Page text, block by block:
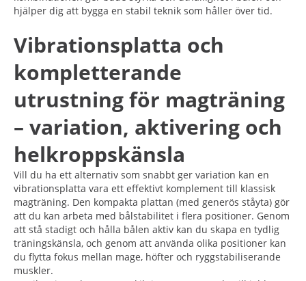
hjälper dig att bygga en stabil teknik som håller över tid.
Vibrationsplatta och
kompletterande
utrustning för magträning
– variation, aktivering och
helkroppskänsla
Vill du ha ett alternativ som snabbt ger variation kan en
vibrationsplatta vara ett effektivt komplement till klassisk
magträning. Den kompakta plattan (med generös ståyta) gör
att du kan arbeta med bålstabilitet i flera positioner. Genom
att stå stadigt och hålla bålen aktiv kan du skapa en tydlig
träningskänsla, och genom att använda olika positioner kan
du flytta fokus mellan mage, höfter och ryggstabiliserande
muskler.